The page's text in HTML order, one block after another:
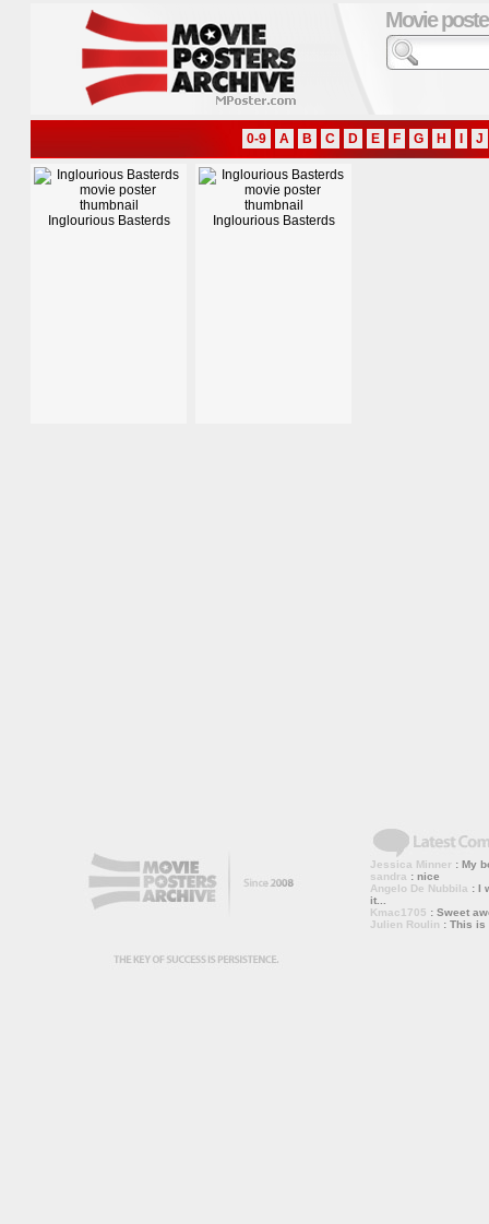
Movie
0-9 A B C D E F G H J
Inglourious Basterds Inglourious Basterds
Jessica Minner : My
sandra : nice
Angelo De Nubbila : I
it...
Kmac1705 : Sweet
Julien Roulin : This is